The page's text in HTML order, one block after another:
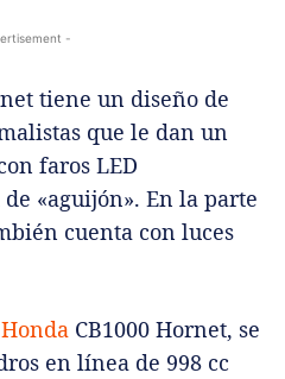
-
tiene un diseño de
que le dan un
faros LED
«aguijón». En la parte
cuenta con luces
Honda CB1000 Hornet, se
en línea de 998 cc